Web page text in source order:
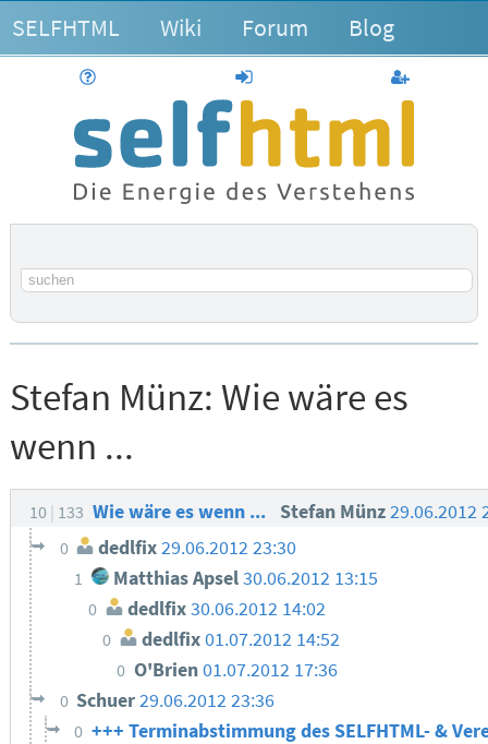
SELFHTML Wiki Forum Blog
anmelden
Suchbegriff
Stefan Münz: Wie wäre es
wenn ...
10 133 Wie wäre es wenn ... Stefan Münz29.06.2012
0 dedlfix29.06.2012 23:30
1 Matthias Apsel 30.06.2012 13:15
0 dedlfix30.06.2012 14:02
0 dedlfix01.07.2012 14:52
0 O'Brien01.07.2012 17:36
0 Schuer29.06.2012 23:36
0 +++ Terminabstimmung des SELFHTML- &